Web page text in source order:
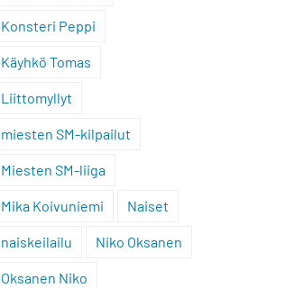
Konsteri Peppi
Käyhkö Tomas
Liittomyllyt
miesten SM-kilpailut
Miesten SM-liiga
Mika Koivuniemi Naiset
naiskeilailu Niko Oksanen
Oksanen Niko